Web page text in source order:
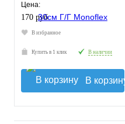
Цена:
170 руб.
В избранное
Купить в 1 клик В наличии
В корзину